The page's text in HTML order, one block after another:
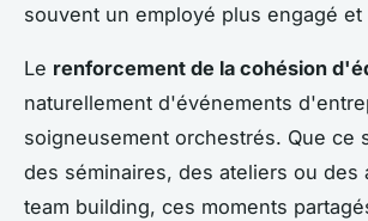
souvent un employé plus engagé et
Le renforcement de la cohésion
naturellement d'événements
soigneusement orchestrés. Que ce
des séminaires, des ateliers ou des
team building, ces moments